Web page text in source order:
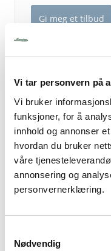
Vi tar personvern på
Vi bruker
funksjoner, for å
innhold og annonser
hvordan du bruker
våre
annonsering og
personvernerklæring.
Nødvendig
Gi meg et tilbud